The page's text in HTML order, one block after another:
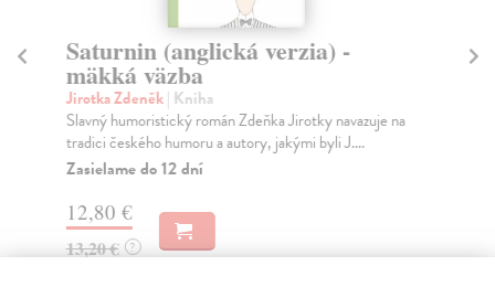
Saturnin (anglická verzia) -
mäkká väzba
Jirotka Zdeněk| Kniha
Slavný humoristický román Zdeňka Jirotky navazuje na
tradici českého humoru a autory, jakými byli J....
Zasielame do 12 dní
12,80 €
13,20 € ?